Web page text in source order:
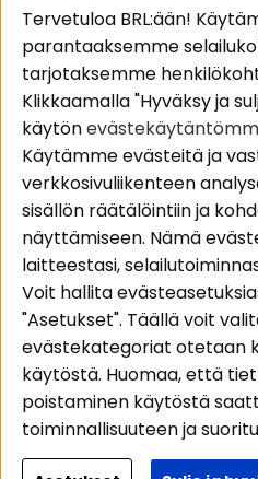
Suositut sivut
Pakettiratkaisut
Autostereot
Kaiuttimet
Päätevahvistimet
Lisätarvikkeet
Kaapelit
Alueet
Autohifi
Kotihifi
Uutuudet
Tervetuloa BRL:ään!
parantaaksemme
tarjotaksemme
Klikkaamalla "Hyväksy ja
käytön
Käytämme evästeitä ja
verkkosivuliikenteen
sisällön räätälöintiin ja
näyttämiseen. Nämä
laitteestasi,
Voit hallita
"Asetukset". Täällä voit
evästekategoriat otetaan
käytöstä. Huomaa, että
poistaminen käytöstä
toiminnallisuuteen ja